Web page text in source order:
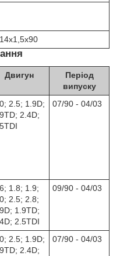
Двигун
Період
випуску
2.5; 1.9D;
2.4D;
07/90 - 04/03
1.8; 1.9;
2.5; 2.8;
1.9TD;
2.5TDI
09/90 - 04/03
2.5; 1.9D;
2.4D;
07/90 - 04/03